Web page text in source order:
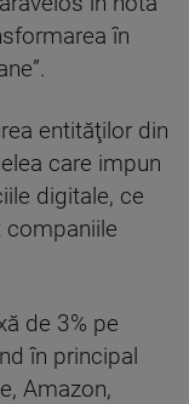
în
entităţilor din
care impun
digitale, ce
de 3% pe
în principal
Amazon,